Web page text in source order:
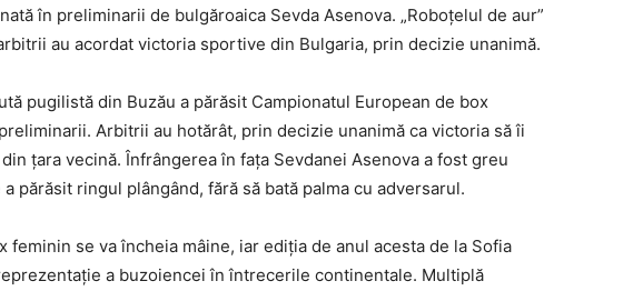
în preliminarii de bulgăroaica Sevda Asenova. „Roboţelul de aur”
au acordat victoria sportive din Bulgaria, prin decizie unanimă.
pugilistă din Buzău a părăsit Campionatul European de box
Arbitrii au hotărât, prin decizie unanimă ca victoria să îi
ţara vecină. Înfrângerea în faţa Sevdanei Asenova a fost greu
părăsit ringul plângând, fără să bată palma cu adversarul.
feminin se va încheia mâine, iar ediţia de anul acesta de la Sofia
a buzoiencei în întrecerile continentale. Multiplă